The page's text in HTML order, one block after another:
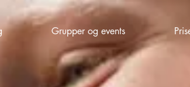
Grupper og events